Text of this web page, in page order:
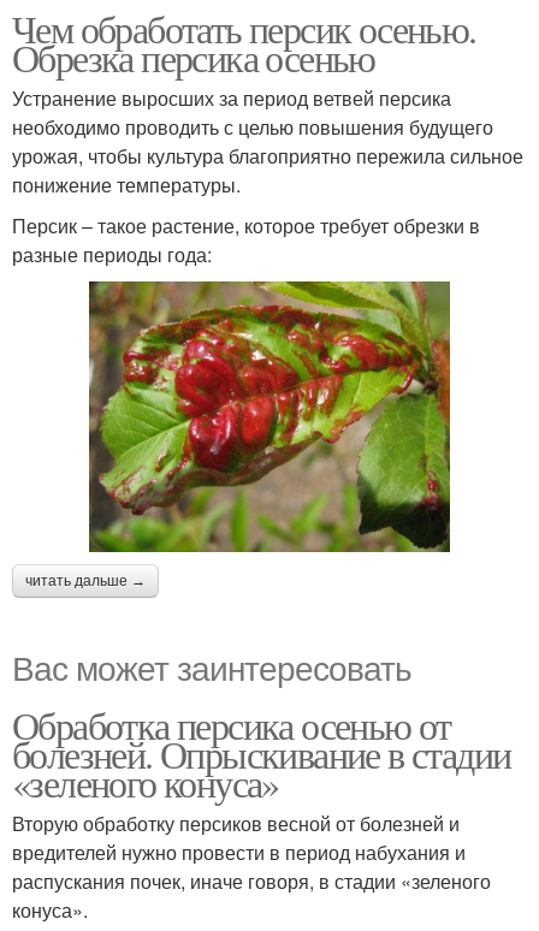
Чем обработать персик осенью.
Обрезка персика осенью
Устранение выросших за период ветвей персика
необходимо проводить с целью повышения будущего
урожая, чтобы культура благоприятно пережила сильное
понижение температуры.
Персик – такое растение, которое требует обрезки в
разные периоды года:
читать дальше →
Вас может заинтересовать
Обработка персика осенью от
болезней. Опрыскивание в стадии
«зеленого конуса»
Вторую обработку персиков весной от болезней и
вредителей нужно провести в период набухания и
распускания почек, иначе говоря, в стадии «зеленого
конуса».